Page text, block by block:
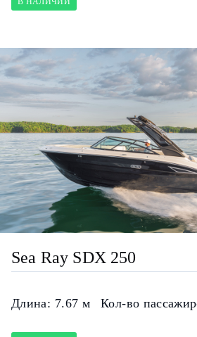
Sea Ray SDX 250
Длина: 7.67 м Кол-во